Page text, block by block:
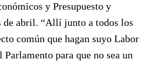
y Presupuesto y
de abril. “Allí junto a todos los
común que hagan suyo Labor
para que no sea un